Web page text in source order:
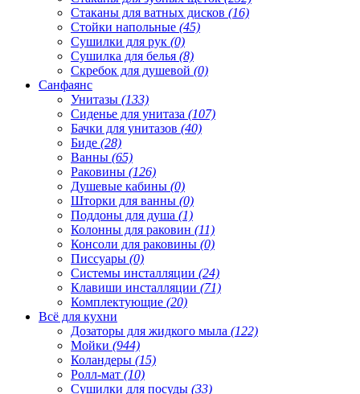
Стаканы для ватных дисков (16)
Стойки напольные (45)
Сушилки для рук (0)
Сушилка для белья (8)
Скребок для душевой (0)
Санфаянс
Унитазы (133)
Сиденье для унитаза (107)
Бачки для унитазов (40)
Биде (28)
Ванны (65)
Раковины (126)
Душевые кабины (0)
Шторки для ванны (0)
Поддоны для душа (1)
Колонны для раковин (11)
Консоли для раковины (0)
Писсуары (0)
Системы инсталляции (24)
Клавиши инсталляции (71)
Комплектующие (20)
Всё для кухни
Дозаторы для жидкого мыла (122)
Мойки (944)
Коландеры (15)
Ролл-мат (10)
Сушилки для посуды (33)